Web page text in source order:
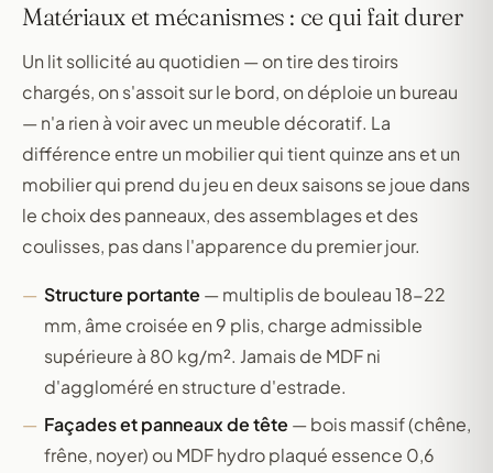
Matériaux et mécanismes : ce qui fait durer
Un lit sollicité au quotidien — on tire des tiroirs
chargés, on s'assoit sur le bord, on déploie un bureau
— n'a rien à voir avec un meuble décoratif. La
différence entre un mobilier qui tient quinze ans et un
mobilier qui prend du jeu en deux saisons se joue dans
le choix des panneaux, des assemblages et des
coulisses, pas dans l'apparence du premier jour.
Structure portante — multiplis de bouleau 18-22
mm, âme croisée en 9 plis, charge admissible
supérieure à 80 kg/m². Jamais de MDF ni
d'aggloméré en structure d'estrade.
Façades et panneaux de tête — bois massif (chêne,
frêne, noyer) ou MDF hydro plaqué essence 0,6